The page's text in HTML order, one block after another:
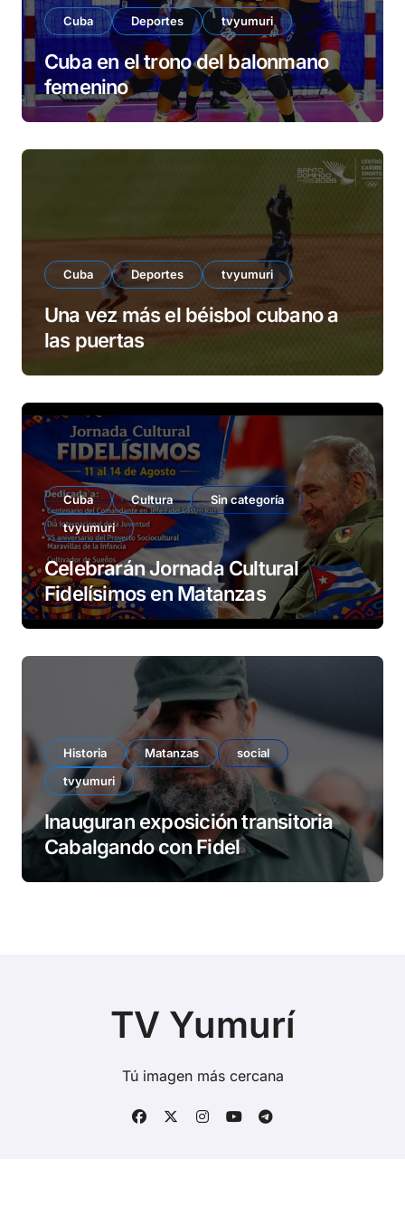
Cuba Deportes tvyumuri
Cuba en el trono del balonmano
femenino
Cuba Deportes tvyumuri
Una vez más el béisbol cubano a
las puertas
Cuba Cultura
Sin categoría
tvyumuri
Celebrarán Jornada Cultural
Fidelísimos en Matanzas
Historia Matanzas
social
tvyumuri
Inauguran exposición transitoria
Cabalgando con Fidel
TV Yumurí
Tú imagen más cercana